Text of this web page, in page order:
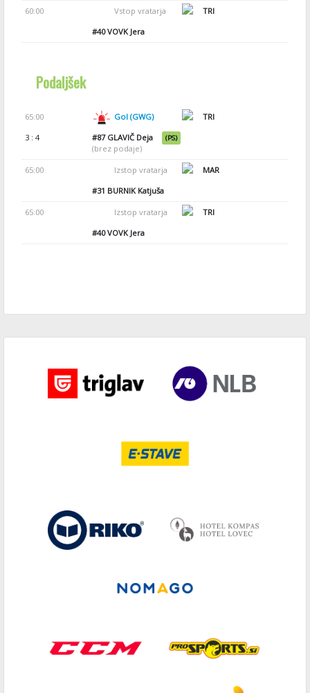
60:00 Vstop vratarja
TRI
#40VOVK Jera
Podaljšek
65:00 Gol (GWG)
TRI
3 : 4
#87GLAVIČ Deja (PS)
(brez podaje)
65:00 Izstop vratarja
MAR
#31 BURNIK Katjuša
65:00 Izstop vratarja
TRI
#40VOVK Jera